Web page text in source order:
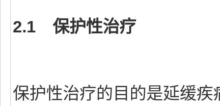
2.1 保护性治疗
保护性治疗的目的是延缓